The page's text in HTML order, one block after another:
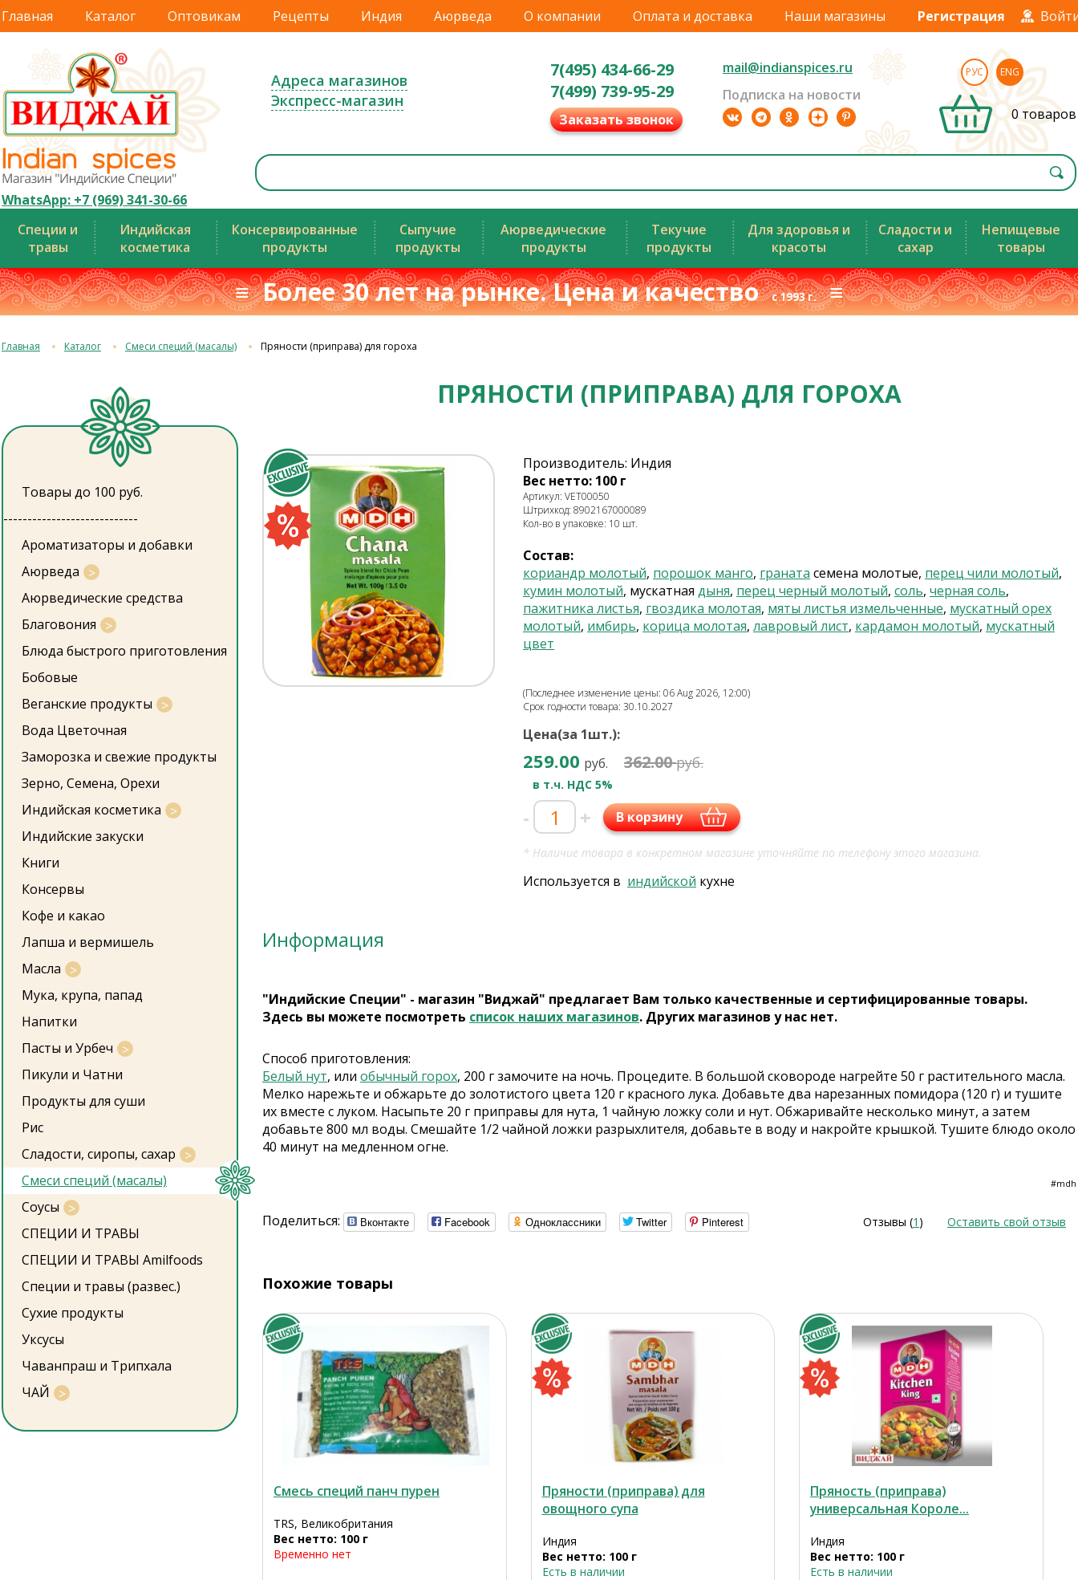
Главная Каталог Оптовикам Рецепты Индия Аюрведа О компании Оплата и доставка Наши магазины Регистрация
WhatsApp: +7 (969) 341-30-66
Адреса магазинов
Экспресс-магазин
7(495) 434-66-29
7(499) 739-95-29
Заказать звонок
mail@indianspices.ru
Подписка на новости
РУС ENG
0 товаров
Специи и
травы
Индийская
косметика
Консервированные
продукты
Сыпучие
продукты
Аюрведические
продукты
Текучие
продукты
Для здоровья и
красоты
Сладости и
сахар
Непищевые
товары
≡ Более 30 лет на рынке. Цена и качествос 1993 г.≡
Главная Каталог Смеси специй (масалы) Пряности (приправа) для гороха
Товары до 100 руб.
----------------------------
Ароматизаторы и добавки
Аюрведа
Аюрведические средства
Благовония
Блюда быстрого приготовления
Бобовые
Веганские продукты
Вода Цветочная
Заморозка и свежие продукты
Зерно, Семена, Орехи
Индийская косметика
Индийские закуски
Книги
Консервы
Кофе и какао
Лапша и вермишель
Масла
Мука, крупа, папад
Напитки
Пасты и Урбеч
Пикули и Чатни
Продукты для суши
Рис
Сладости, сиропы, сахар
Смеси специй (масалы)
Соусы
СПЕЦИИ И ТРАВЫ
СПЕЦИИ И ТРАВЫ Amilfoods
Специи и травы (развес.)
Сухие продукты
Уксусы
Чаванпраш и Трипхала
ЧАЙ
ПРЯНОСТИ (ПРИПРАВА) ДЛЯ ГОРОХА
Производитель: Индия
Вес нетто: 100 г
Артикул: VET00050
Штрихкод: 8902167000089
Кол-во в упаковке: 10 шт.
Состав:
кориандр молотый, порошок манго, граната семена молотые, перец чили молотый,
кумин молотый, мускатная дыня, перец черный молотый, соль, черная соль,
пажитника листья, гвоздика молотая, мяты листья измельченные, мускатный орех
молотый, имбирь, корица молотая, лавровый лист, кардамон молотый, мускатный
цвет
(Последнее изменение цены: 06 Aug 2026, 12:00)
Срок годности товара: 30.10.2027
Цена(за 1шт.):
259.00 руб. 362.00руб.
в т.ч. НДС 5%
- + В корзину
* Наличие товара в конкретном магазине уточняйте по телефону этого магазина.
Используется в индийской кухне
Информация
"Индийские Специи" - магазин "Виджай" предлагает Вам только качественные и сертифицированные товары.
Здесь вы можете посмотреть список наших магазинов. Других магазинов у нас нет.
Способ приготовления:
Белый нут, или обычный горох, 200 г замочите на ночь. Процедите. В большой сковороде нагрейте 50 г растительного масла.
Мелко нарежьте и обжарьте до золотистого цвета 120 г красного лука. Добавьте два нарезанных помидора (120 г) и тушите
их вместе с луком. Насыпьте 20 г приправы для нута, 1 чайную ложку соли и нут. Обжаривайте несколько минут, а затем
добавьте 800 мл воды. Смешайте 1/2 чайной ложки разрыхлителя, добавьте в воду и накройте крышкой. Тушите блюдо около
40 минут на медленном огне.
#mdh
Поделиться: Вконтакте Facebook Одноклассники Twitter Pinterest Отзывы (1 ) Оставить свой отзыв
Похожие товары
Смесь специй панч пурен
TRS, Великобритания
Вес нетто: 100 г
Временно нет
Пряности (приправа) для
овощного супа
Индия
Вес нетто: 100 г
Есть в наличии
Пряность (приправа)
универсальная Короле...
Индия
Вес нетто: 100 г
Есть в наличии